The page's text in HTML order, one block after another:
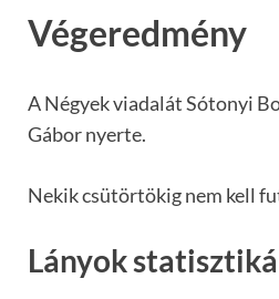
Végeredmény
A Négyek viadalát Sótonyi
Gábor nyerte.
Nekik csütörtökig nem kell
Lányok